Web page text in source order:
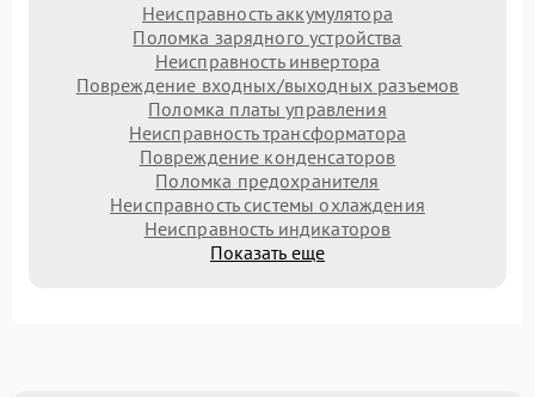
Неисправность аккумулятора
Поломка зарядного устройства
Неисправность инвертора
Повреждение входных/выходных разъемов
Поломка платы управления
Неисправность трансформатора
Повреждение конденсаторов
Поломка предохранителя
Неисправность системы охлаждения
Неисправность индикаторов
Показать еще